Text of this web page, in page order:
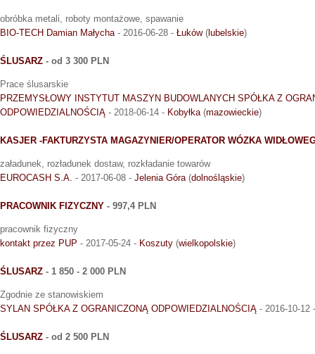
obróbka metali, roboty montażowe, spawanie
BIO-TECH Damian Małycha- 2016-06-28 - Łuków( lubelskie)
ŚLUSARZ - od 3 300 PLN
Prace ślusarskie
PRZEMYSŁOWY INSTYTUT MASZYN BUDOWLANYCH SPÓŁKA Z
ODPOWIEDZIALNOŚCIĄ - 2018-06-14 - Kobyłka(mazowieckie)
KASJER -FAKTURZYSTA MAGAZYNIER/OPERATOR WÓZKA
załadunek, rozładunek dostaw, rozkładanie towarów
EUROCASH S.A. - 2017-06-08 - Jelenia Góra(dolnośląskie)
PRACOWNIK FIZYCZNY - 997,4 PLN
pracownik fizyczny
kontakt przez PUP - 2017-05-24 - Koszuty (wielkopolskie)
ŚLUSARZ - 1 850 - 2 000 PLN
Zgodnie ze stanowiskiem
SYLAN SPÓŁKA Z OGRANICZONĄ ODPOWIEDZIALNOŚCIĄ - 2016-10-12
ŚLUSARZ - od 2 500 PLN